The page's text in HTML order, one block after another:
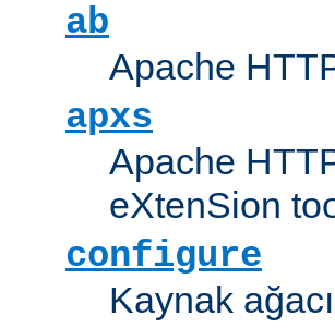
ab
Apache
apxs
Apache
eXtenSion
configure
Kaynak